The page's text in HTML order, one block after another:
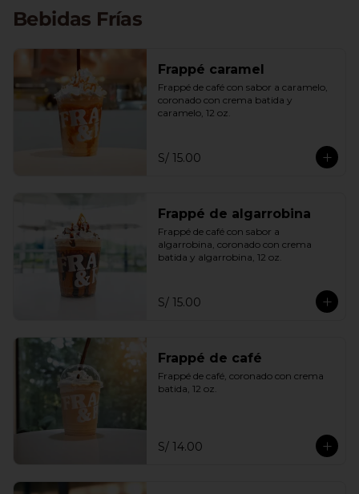
Bebidas Frías
Frappé caramel
Frappé de café con sabor a caramelo,
coronado con crema batida y
caramelo, 12 oz.
S/ 15.00
Frappé de algarrobina
Frappé de café con sabor a
algarrobina, coronado con crema
batida y algarrobina, 12 oz.
S/ 15.00
Frappé de café
Frappé de café, coronado con crema
batida, 12 oz.
S/ 14.00